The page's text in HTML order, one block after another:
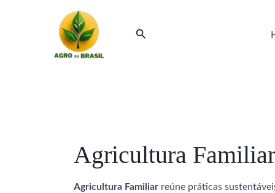
Pesquisar
Agricultura Familiar
Agricultura Familiar reúne práticas
post